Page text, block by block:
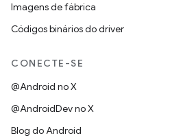
Imagens de fábrica
Códigos binários do driver
CONECTE-SE
@Android no X
@AndroidDev no X
Blog do Android